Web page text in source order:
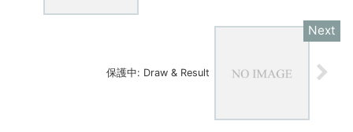
保護中: Draw & Result